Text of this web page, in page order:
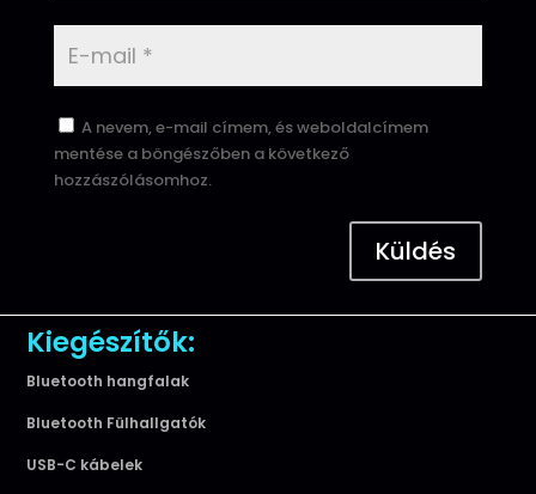
A nevem, e-mail címem, és weboldalcímem
mentése a böngészőben a következő
hozzászólásomhoz.
Küldés
Kiegészítők:
Bluetooth hangfalak
Bluetooth Fülhallgatók
USB-C kábelek